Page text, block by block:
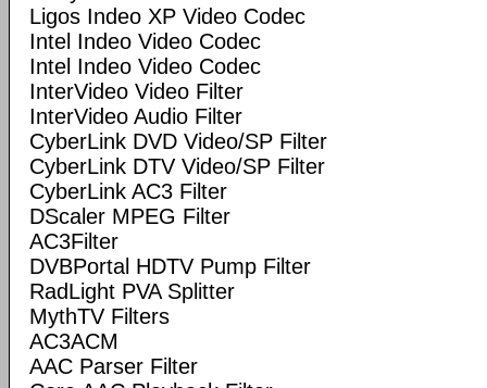
Ligos Indeo XP Video Codec
Intel Indeo Video Codec
Intel Indeo Video Codec
InterVideo Video Filter
InterVideo Audio Filter
CyberLink DVD Video/SP Filter
CyberLink DTV Video/SP Filter
CyberLink AC3 Filter
DScaler MPEG Filter
AC3Filter
DVBPortal HDTV Pump Filter
RadLight PVA Splitter
MythTV Filters
AC3ACM
AAC Parser Filter